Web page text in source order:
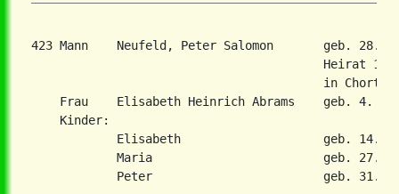
423 Mann    Neufeld, Peter Salomon       geb. 28.
Heirat 19.
in
Frau    Elisabeth Heinrich Abrams    geb. 4.
    Kinder:
Elisabeth                    geb. 14.
Maria                        geb. 27.
Peter                        geb. 31.